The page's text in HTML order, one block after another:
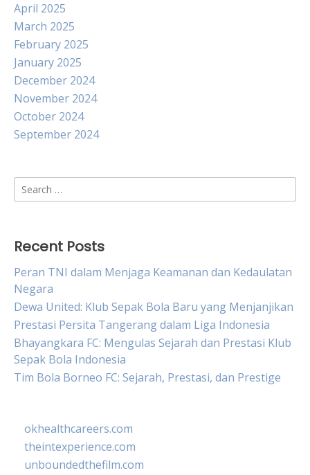
April 2025
March 2025
February 2025
January 2025
December 2024
November 2024
October 2024
September 2024
Search
for:
Recent Posts
Peran TNI dalam Menjaga Keamanan dan Kedaulatan
Negara
Dewa United: Klub Sepak Bola Baru yang Menjanjikan
Prestasi Persita Tangerang dalam Liga Indonesia
Bhayangkara FC: Mengulas Sejarah dan Prestasi Klub
Sepak Bola Indonesia
Tim Bola Borneo FC: Sejarah, Prestasi, dan Prestige
okhealthcareers.com
theintexperience.com
unboundedthefilm.com